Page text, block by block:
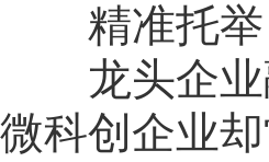
精准托举
龙头企业
微科创企业